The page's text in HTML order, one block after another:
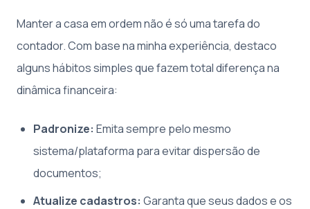
Manter a casa em ordem não é só uma tarefa do
contador. Com base na minha experiência, destaco
alguns hábitos simples que fazem total diferença na
dinâmica financeira:
Padronize: Emita sempre pelo mesmo
sistema/plataforma para evitar dispersão de
documentos;
Atualize cadastros: Garanta que seus dados e os